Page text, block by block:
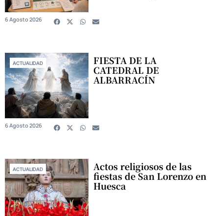
6 Agosto 2026
ACTUALIDAD FIESTA DE LA
CATEDRAL DE
ALBARRACÍN
6 Agosto 2026
ACTUALIDAD Actos religiosos de las
fiestas de San Lorenzo en
Huesca